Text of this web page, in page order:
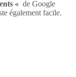
« de Google
également facile.